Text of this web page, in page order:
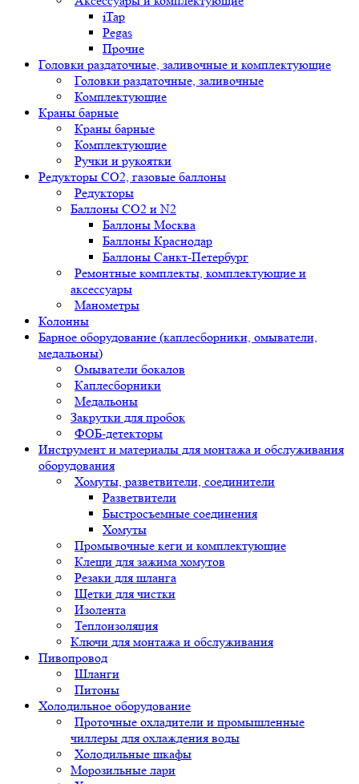
iTap
Pegas
Прочие
Головки раздаточные, заливочные и комплектующие
Головки раздаточные, заливочные
Комплектующие
Краны барные
Краны барные
Комплектующие
Ручки и рукоятки
Редукторы СО2, газовые баллоны
Редукторы
Баллоны СО2 и N2
Баллоны Москва
Баллоны Краснодар
Баллоны Санкт-Петербург
Ремонтные комплекты, комплектующие и
аксессуары
Манометры
Колонны
Барное оборудование (каплесборники, омыватели,
медальоны)
Омыватели бокалов
Каплесборники
Медальоны
Закрутки для пробок
ФОБ-детекторы
Инструмент и материалы для монтажа и обслуживания
оборудования
Хомуты, разветвители, соединители
Разветвители
Быстросъемные соединения
Хомуты
Промывочные кеги и комплектующие
Клещи для зажима хомутов
Резаки для шланга
Щетки для чистки
Изолента
Теплоизоляция
Ключи для монтажа и обслуживания
Пивопровод
Шланги
Питоны
Холодильное оборудование
Проточные охладители и промышленные
чиллеры для охлаждения воды
Холодильные шкафы
Морозильные лари